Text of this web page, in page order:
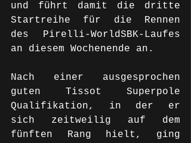
und führt damit die dritte
Startreihe für die Rennen
des Pirelli-WorldSBK-Laufes
an diesem Wochenende an.
Nach einer ausgesprochen
guten Tissot Superpole
Qualifikation, in der er
sich zeitweilig auf dem
fünften Rang hielt, ging